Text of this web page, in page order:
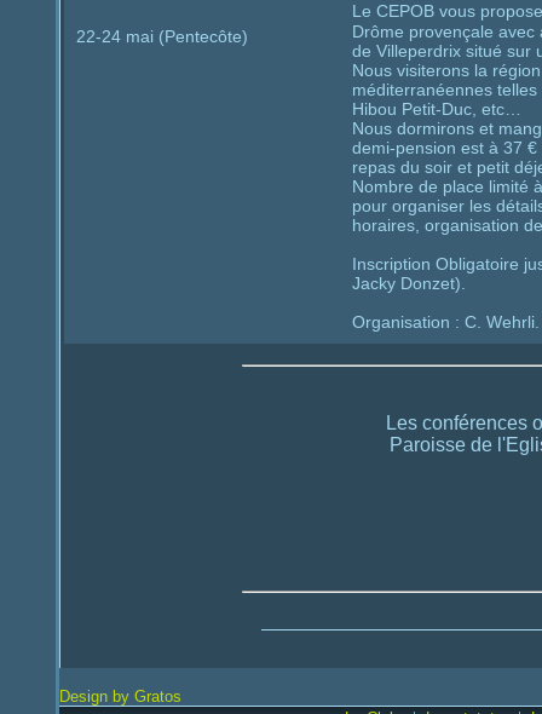
22-24 mai (Pentecôte)
Le CEPOB vous
Drôme provençale avec
de Villeperdrix situé sur
Nous visiterons la
méditerranéennes
Hibou Petit-Duc, etc…
Nous dormirons et
demi-pension est à 37
repas du soir et petit
Nombre de place limité
pour organiser les
horaires, organisation
Inscription Obligatoire
Jacky Donzet).
Organisation : C. Wehrli.
Les conférences
Paroisse de
Design by Gratos